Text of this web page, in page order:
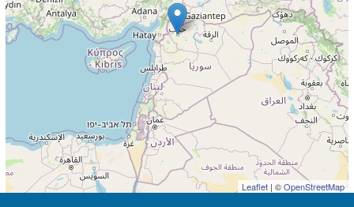
Leaflet | ©OpenStreetMap